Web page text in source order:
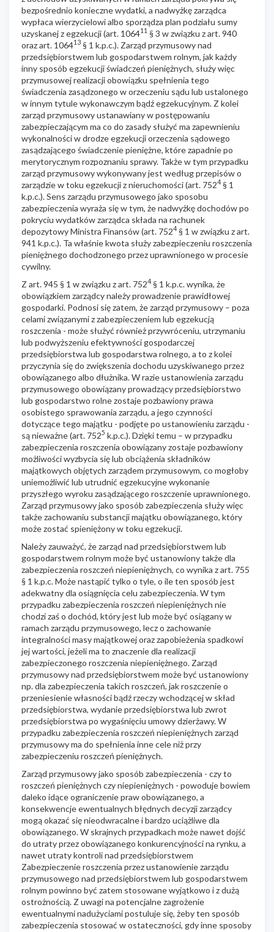
bezpośrednio konieczne wydatki, a nadwyżkę zarządca
wypłaca wierzycielowi albo sporządza plan podziału sumy
uzyskanej z egzekucji (art. 106411 § 3 w związku z art. 940
oraz art. 106413 § 1 k.p.c.). Zarząd przymusowy nad
przedsiębiorstwem lub gospodarstwem rolnym, jak każdy
inny sposób egzekucji świadczeń pieniężnych, służy więc
przymusowej realizacji obowiązku spełnienia tego
świadczenia zasądzonego w orzeczeniu sądu lub ustalonego
w innym tytule wykonawczym bądź egzekucyjnym. Z kolei
zarząd przymusowy ustanawiany w postępowaniu
zabezpieczającym ma co do zasady służyć ma zapewnieniu
wykonalności w drodze egzekucji orzeczenia sądowego
zasądzającego świadczenie pieniężne, które zapadnie po
merytorycznym rozpoznaniu sprawy. Także w tym przypadku
zarząd przymusowy wykonywany jest według przepisów o
zarządzie w toku egzekucji z nieruchomości (art. 7524 § 1
k.p.c.). Sens zarządu przymusowego jako sposobu
zabezpieczenia wyraża się w tym, że nadwyżkę dochodów po
pokryciu wydatków zarządca składa na rachunek
depozytowy Ministra Finansów (art. 7524 § 1 w związku z art.
941 k.p.c.). Ta właśnie kwota służy zabezpieczeniu roszczenia
pieniężnego dochodzonego przez uprawnionego w procesie
cywilny.
Z art. 945 § 1 w związku z art. 7524 § 1 k.p.c. wynika, że
obowiązkiem zarządcy należy prowadzenie prawidłowej
gospodarki. Podnosi się zatem, że zarząd przymusowy – poza
celami związanymi z zabezpieczeniem lub egzekucją
roszczenia - może służyć również przywróceniu, utrzymaniu
lub podwyższeniu efektywności gospodarczej
przedsiębiorstwa lub gospodarstwa rolnego, a to z kolei
przyczynia się do zwiększenia dochodu uzyskiwanego przez
obowiązanego albo dłużnika. W razie ustanowienia zarządu
przymusowego obowiązany prowadzący przedsiębiorstwo
lub gospodarstwo rolne zostaje pozbawiony prawa
osobistego sprawowania zarządu, a jego czynności
dotyczące tego majątku - podjęte po ustanowieniu zarządu -
są nieważne (art. 7525 k.p.c.). Dzięki temu – w przypadku
zabezpieczenia roszczenia obowiązany zostaje pozbawiony
możliwości wyzbycia się lub obciążenia składników
majątkowych objętych zarządem przymusowym, co mogłoby
uniemożliwić lub utrudnić egzekucyjne wykonanie
przyszłego wyroku zasądzającego roszczenie uprawnionego.
Zarząd przymusowy jako sposób zabezpieczenia służy więc
także zachowaniu substancji majątku obowiązanego, który
może zostać spieniężony w toku egzekucji.
Należy zauważyć, że zarząd nad przedsiębiorstwem lub
gospodarstwem rolnym może być ustanowiony także dla
zabezpieczenia roszczeń niepieniężnych, co wynika z art. 755
§ 1 k.p.c. Może nastąpić tylko o tyle, o ile ten sposób jest
adekwatny dla osiągnięcia celu zabezpieczenia. W tym
przypadku zabezpieczenia roszczeń niepieniężnych nie
chodzi zaś o dochód, który jest lub może być osiągany w
ramach zarządu przymusowego, lecz o zachowanie
integralności masy majątkowej oraz zapobieżenia spadkowi
jej wartości, jeżeli ma to znaczenie dla realizacji
zabezpieczonego roszczenia niepieniężnego. Zarząd
przymusowy nad przedsiębiorstwem może być ustanowiony
np. dla zabezpieczenia takich roszczeń, jak roszczenie o
przeniesienie własności bądź rzeczy wchodzącej w skład
przedsiębiorstwa, wydanie przedsiębiorstwa lub zwrot
przedsiębiorstwa po wygaśnięciu umowy dzierżawy. W
przypadku zabezpieczenia roszczeń niepieniężnych zarząd
przymusowy ma do spełnienia inne cele niż przy
zabezpieczeniu roszczeń pieniężnych.
Zarząd przymusowy jako sposób zabezpieczenia - czy to
roszczeń pieniężnych czy niepieniężnych - powoduje bowiem
daleko idące ograniczenie praw obowiązanego, a
konsekwencje ewentualnych błędnych decyzji zarządcy
mogą okazać się nieodwracalne i bardzo uciążliwe dla
obowiązanego. W skrajnych przypadkach może nawet dojść
do utraty przez obowiązanego konkurencyjności na rynku, a
nawet utraty kontroli nad przedsiębiorstwem
Zabezpieczenie roszczenia przez ustanowienie zarządu
przymusowego nad przedsiębiorstwem lub gospodarstwem
rolnym powinno być zatem stosowane wyjątkowo i z dużą
ostrożnością. Z uwagi na potencjalne zagrożenie
ewentualnymi nadużyciami postuluje się, żeby ten sposób
zabezpieczenia stosować w ostateczności, gdy inne sposoby